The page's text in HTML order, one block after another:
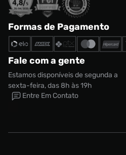
Formas de Pagamento
Fale com a gente
Estamos disponíveis de segunda a
sexta-feira, das 8h às 19h
Entre Em Contato